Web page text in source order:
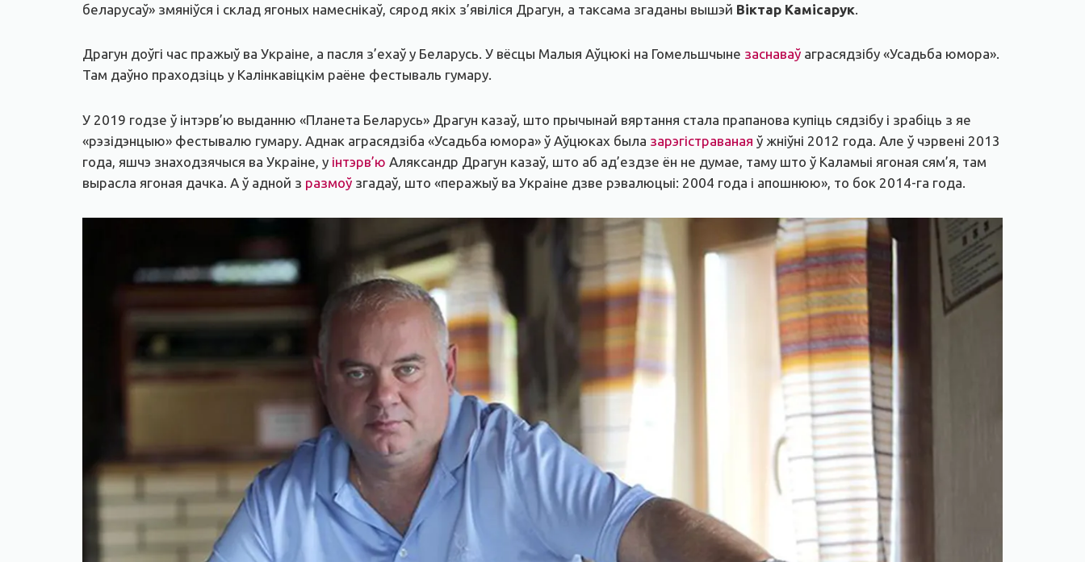
беларусаў» змяніўся і склад ягоных намеснікаў, сярод якіх з’явіліся Драгун, а таксама згаданы вышэй Віктар Камісарук
Драгун доўгі час пражыў ва Украіне, а пасля з’ехаў у Беларусь. У вёсцы Малыя Аўцюкі на Гомельшчыне заснаваў аграсядзібу «Усадьба юмора».
Там даўно праходзіць у Калінкавіцкім раёне фестываль гумару.
У 2019 годзе ў інтэрв’ю выданню «Планета Беларусь» Драгун казаў, што прычынай вяртання стала прапанова купіць сядзібу і зрабіць з яе
«рэзідэнцыю» фестывалю гумару. Аднак аграсядзіба «Усадьба юмора» ў Аўцюках была зарэгістраваная ў жніўні 2012 года. Але ў чэрвені 2013
года, яшчэ знаходзячыся ва Украіне, у інтэрв’ю Аляксандр Драгун казаў, што аб ад’ездзе ён не думае, таму што ў Каламыі ягоная сям’я, там
вырасла ягоная дачка. А ў адной з размоў згадаў, што «перажыў ва Украіне дзве рэвалюцыі: 2004 года і апошнюю», то бок 2014-га года.